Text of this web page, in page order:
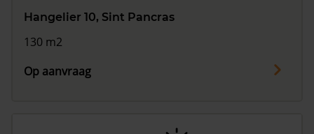
Hangelier 10, Sint Pancras
130 m2
Op aanvraag